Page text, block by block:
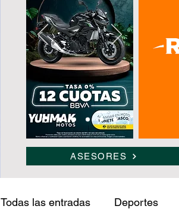
ASESORES
Todas las entradas Deportes